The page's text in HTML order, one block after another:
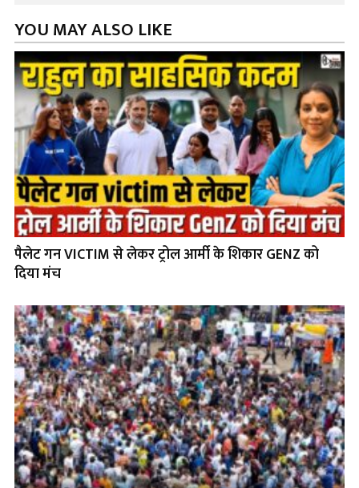
YOU MAY ALSO LIKE
पैलेट गन VICTIM से लेकर ट्रोल आर्मी के शिकार GENZ को
दिया मंच